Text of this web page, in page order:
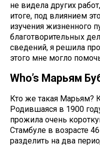
не видела других
итоге, под влиянием
изучения жизненного
благотворительных
сведений, я решила
этого мне могло
Who’s Марьям
Кто же такая Марьям?
Родившаяся в 1900
прожила очень
Стамбуле в возрасте
разделить на два